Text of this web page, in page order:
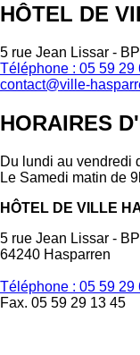
HÔTEL DE
5 rue Jean Lissar -
Téléphone : 05 59 29
contact@ville-
HORAIRES
Du lundi au vendredi
Le Samedi matin de
HÔTEL DE VILLE
5 rue Jean Lissar -
64240 Hasparren
Téléphone : 05 59 29
Fax. 05 59 29 13 45